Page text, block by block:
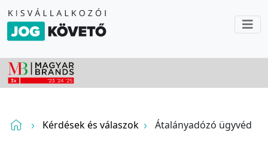
Kérdések és válaszok Átalányadózó ügyvéd